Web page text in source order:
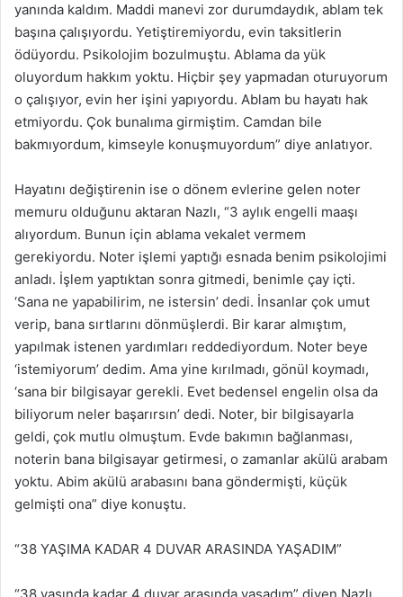
yanında kaldım. Maddi manevi zor durumdaydık, ablam tek
başına çalışıyordu. Yetiştiremiyordu, evin taksitlerin
ödüyordu. Psikolojim bozulmuştu. Ablama da yük
oluyordum hakkım yoktu. Hiçbir şey yapmadan oturuyorum
o çalışıyor, evin her işini yapıyordu. Ablam bu hayatı hak
etmiyordu. Çok bunalıma girmiştim. Camdan bile
bakmıyordum, kimseyle konuşmuyordum” diye anlatıyor.
Hayatını değiştirenin ise o dönem evlerine gelen noter
memuru olduğunu aktaran Nazlı, “3 aylık engelli maaşı
alıyordum. Bunun için ablama vekalet vermem
gerekiyordu. Noter işlemi yaptığı esnada benim psikolojimi
anladı. İşlem yaptıktan sonra gitmedi, benimle çay içti.
‘Sana ne yapabilirim, ne istersin’ dedi. İnsanlar çok umut
verip, bana sırtlarını dönmüşlerdi. Bir karar almıştım,
yapılmak istenen yardımları reddediyordum. Noter beye
‘istemiyorum’ dedim. Ama yine kırılmadı, gönül koymadı,
‘sana bir bilgisayar gerekli. Evet bedensel engelin olsa da
biliyorum neler başarırsın’ dedi. Noter, bir bilgisayarla
geldi, çok mutlu olmuştum. Evde bakımın bağlanması,
noterin bana bilgisayar getirmesi, o zamanlar akülü arabam
yoktu. Abim akülü arabasını bana göndermişti, küçük
gelmişti ona” diye konuştu.
“38 YAŞIMA KADAR 4 DUVAR ARASINDA YAŞADIM”